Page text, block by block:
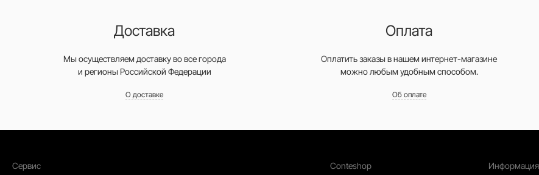
Доставка
Мы осуществляем доставку во все города
и регионы Российской Федерации
О доставке
Оплата
Оплатить заказы в нашем интернет-магазине
можно любым удобным способом.
Об оплате
Сервис Conteshop Информация